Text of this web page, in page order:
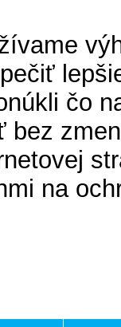
čo
bez
na